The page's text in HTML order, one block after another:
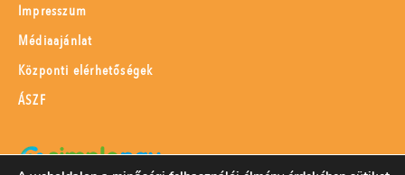
Impresszum
Médiaajánlat
Központi elérhetőségek
ÁSZF